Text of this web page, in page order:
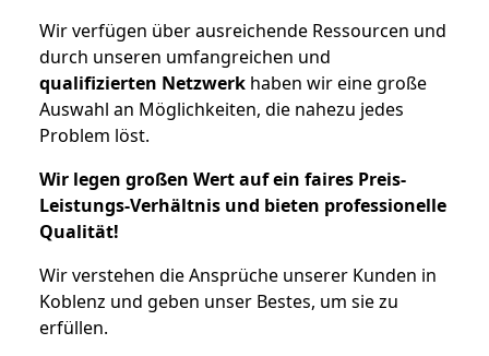
Wir verfügen über ausreichende Ressourcen und
durch unseren umfangreichen und
qualifizierten Netzwerk haben wir eine große
Auswahl an Möglichkeiten, die nahezu jedes
Problem löst.
Wir legen großen Wert auf ein faires Preis-
Leistungs-Verhältnis und bieten professionelle
Qualität!
Wir verstehen die Ansprüche unserer Kunden in
Koblenz und geben unser Bestes, um sie zu
erfüllen.